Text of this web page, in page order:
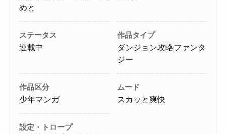
めと
ステータス
連載中
作品タイプ
ダンジョン攻略ファンタ
ジー
作品区分
少年マンガ
ムード
スカッと爽快
設定・トロープ